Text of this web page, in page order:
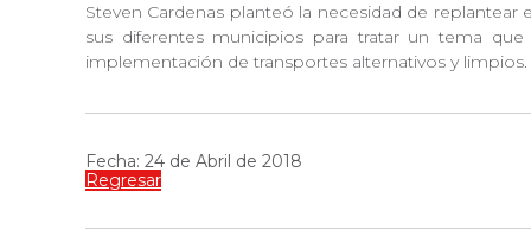
Steven Cardenas planteó la necesidad de
sus diferentes municipios para tratar un tema
implementación de transportes alternativos y limpios.
Fecha: 24 de Abril de 2018
Regresar